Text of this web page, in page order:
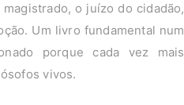
o juízo do cidadão,
Um livro fundamental num
porque cada vez mais
vivos.